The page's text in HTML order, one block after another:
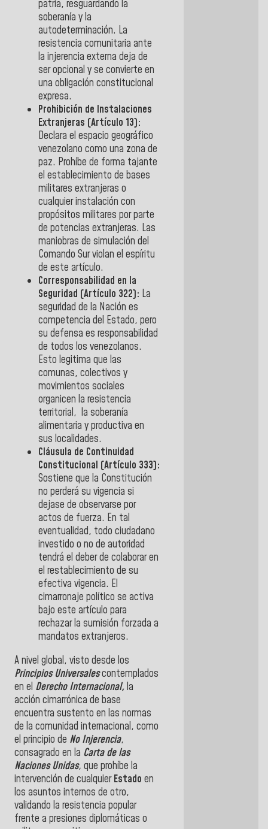
patria, resguardando la
soberanía y la
autodeterminación. La
resistencia comunitaria ante
la injerencia externa deja de
ser opcional y se convierte en
una obligación constitucional
expresa.
Prohibición de Instalaciones
Extranjeras (Artículo 13):
Declara el espacio geográfico
venezolano como una zona de
paz. Prohíbe de forma tajante
el establecimiento de bases
militares extranjeras o
cualquier instalación con
propósitos militares por parte
de potencias extranjeras. Las
maniobras de simulación del
Comando Sur violan el espíritu
de este artículo.
Corresponsabilidad en la
Seguridad (Artículo 322): La
seguridad de la Nación es
competencia del Estado, pero
su defensa es responsabilidad
de todos los venezolanos.
Esto legitima que las
comunas, colectivos y
movimientos sociales
organicen la resistencia
territorial, la soberanía
alimentaria y productiva en
sus localidades.
Cláusula de Continuidad
Constitucional (Artículo 333):
Sostiene que la Constitución
no perderá su vigencia si
dejase de observarse por
actos de fuerza. En tal
eventualidad, todo ciudadano
investido o no de autoridad
tendrá el deber de colaborar en
el restablecimiento de su
efectiva vigencia. El
cimarronaje político se activa
bajo este artículo para
rechazar la sumisión forzada a
mandatos extranjeros.
A nivel global, visto desde los
Principios Universalescontemplados
en el Derecho Internacional, la
acción cimarrónica de base
encuentra sustento en las normas
de la comunidad internacional, como
el principio de No Injerencia,
consagrado en la Carta de las
Naciones Unidas, que prohíbe la
intervención de cualquierEstado en
los asuntos internos de otro,
validando la resistencia popular
frente a presiones diplomáticas o